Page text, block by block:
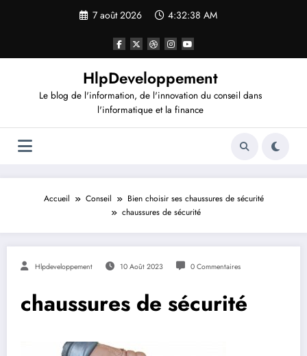
7 août 2026 4:32:39 AM
HlpDeveloppement
Le blog de l'information, de l'innovation du conseil dans
l'informatique et la finance
Accueil Conseil
Bien choisir ses chaussures de sécurité
chaussures de sécurité
Hlpdeveloppement 10 Août 2023 0 Commentaires
chaussures de sécurité